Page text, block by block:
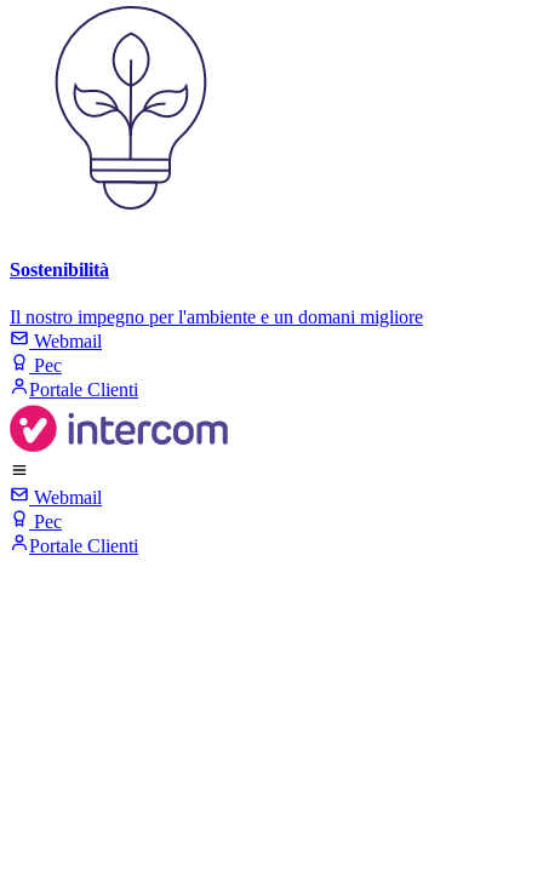
Sostenibilità
Il nostro impegno per l'ambiente e un domani migliore
Webmail
Pec
Portale Clienti
Webmail
Pec
Portale Clienti